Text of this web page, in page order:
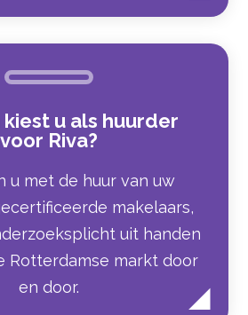
u als huurder
voor Riva?
u met de huur van uw
makelaars,
uit handen
Rotterdamse markt door
en door.